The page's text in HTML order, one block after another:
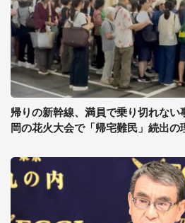
帰りの新幹線、満員で乗り切れない
岡の花火大会で「帰宅難民」続出の